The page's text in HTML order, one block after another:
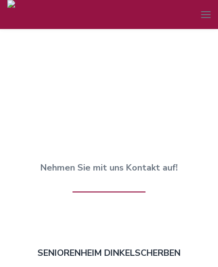
Nehmen Sie mit uns Kontakt auf!
SENIORENHEIM DINKELSCHERBEN